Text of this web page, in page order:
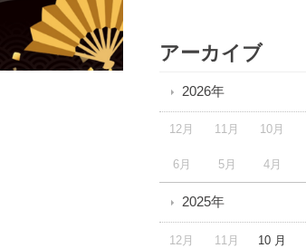
アーカイブ
2026年
12月 11月 10月
6月 5月 4月
2025年
12月 11月 10 月